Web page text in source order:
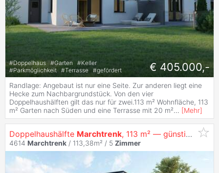
#Doppelhaus #Garten #Keller
#Parkmöglichkeit #Terrasse #gefördert € 405.000,-
Randlage: Angebaut ist nur eine Seite. Zur anderen liegt eine
Hecke zum Nachbargrundstück. Von den vier
Doppelhaushälften gilt das nur für zwei.113 m² Wohnfläche, 113
m² Garten nach Süden und eine Terrasse mit 20 m²... [Mehr]
Doppelhaushälfte Marchtrenk, 113 m² — günstigste Einheit ab € 397.000 (Top 4)
4614 Marchtrenk / 113,38m² / 5 Zimmer